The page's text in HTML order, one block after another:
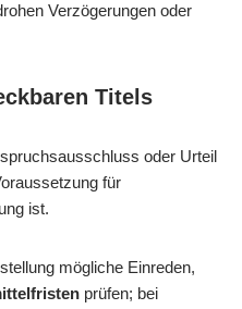
Verzögerungen oder
Titels
oder Urteil
für
ist.
mögliche Einreden,
prüfen; bei